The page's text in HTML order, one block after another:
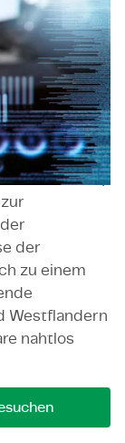
End-
OPS hat
es
mit der
Sie
für
haben,
der
zu einem
Westflandern
nahtlos